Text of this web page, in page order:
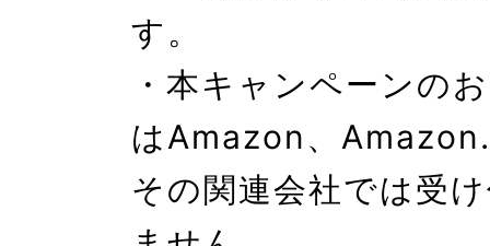
す。
・本キャンペーンの
はAmazon、
その関連会社では受